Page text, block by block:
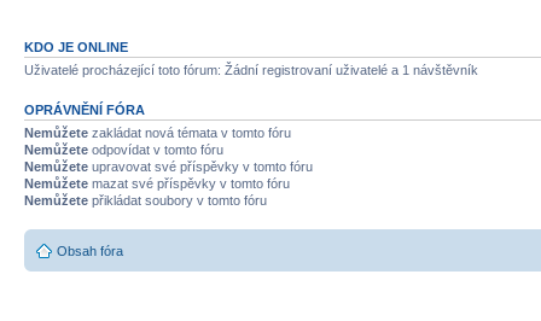
KDO JE ONLINE
Uživatelé procházející toto fórum: Žádní registrovaní uživatelé a 1 návštěvník
OPRÁVNĚNÍ FÓRA
Nemůžete zakládat nová témata v tomto fóru
Nemůžete odpovídat v tomto fóru
Nemůžete upravovat své příspěvky v tomto fóru
Nemůžete mazat své příspěvky v tomto fóru
Nemůžete přikládat soubory v tomto fóru
Obsah fóra